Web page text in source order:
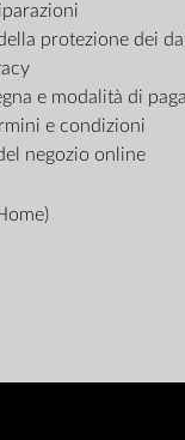
protezione dei
e modalità di
e condizioni
negozio online